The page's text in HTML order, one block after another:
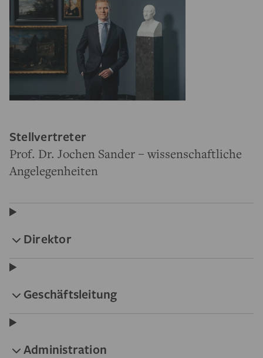
Stellvertreter
Prof. Dr. Jochen Sander – wissenschaftliche
Angelegenheiten
Direktor
Geschäftsleitung
Administration